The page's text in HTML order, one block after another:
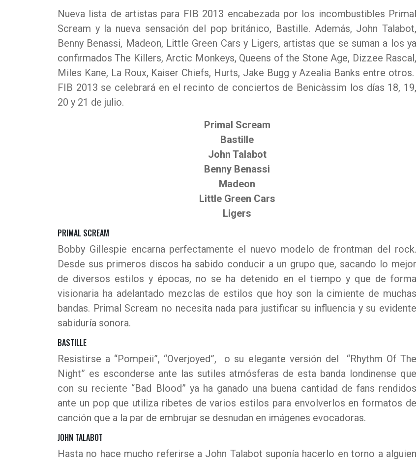
Nueva lista de artistas para FIB 2013 encabezada por los incombustibles Primal
Scream y la nueva sensación del pop británico, Bastille. Además, John Talabot,
Benny Benassi, Madeon, Little Green Cars y Ligers, artistas que se suman a los ya
confirmados The Killers, Arctic Monkeys, Queens of the Stone Age, Dizzee Rascal,
Miles Kane, La Roux, Kaiser Chiefs, Hurts, Jake Bugg y Azealia Banks entre otros.
FIB 2013 se celebrará en el recinto de conciertos de Benicàssim los días 18, 19,
20 y 21 de julio.
Primal Scream
Bastille
John Talabot
Benny Benassi
Madeon
Little Green Cars
Ligers
PRIMAL SCREAM
Bobby Gillespie encarna perfectamente el nuevo modelo de frontman del rock.
Desde sus primeros discos ha sabido conducir a un grupo que, sacando lo mejor
de diversos estilos y épocas, no se ha detenido en el tiempo y que de forma
visionaria ha adelantado mezclas de estilos que hoy son la cimiente de muchas
bandas. Primal Scream no necesita nada para justificar su influencia y su evidente
sabiduría sonora.
BASTILLE
Resistirse a “Pompeii”, “Overjoyed”, o su elegante versión del “Rhythm Of The
Night” es esconderse ante las sutiles atmósferas de esta banda londinense que
con su reciente “Bad Blood” ya ha ganado una buena cantidad de fans rendidos
ante un pop que utiliza ribetes de varios estilos para envolverlos en formatos de
canción que a la par de embrujar se desnudan en imágenes evocadoras.
JOHN TALABOT
Hasta no hace mucho referirse a John Talabot suponía hacerlo en torno a alguien